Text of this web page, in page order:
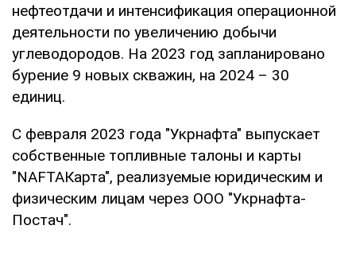
нефтеотдачи и интенсификация операционной
деятельности по увеличению добычи
углеводородов. На 2023 год запланировано
бурение 9 новых скважин, на 2024 – 30
единиц.
С февраля 2023 года "Укрнафта" выпускает
собственные топливные талоны и карты
"NAFTAКарта", реализуемые юридическим и
физическим лицам через ООО "Укрнафта-
Постач".